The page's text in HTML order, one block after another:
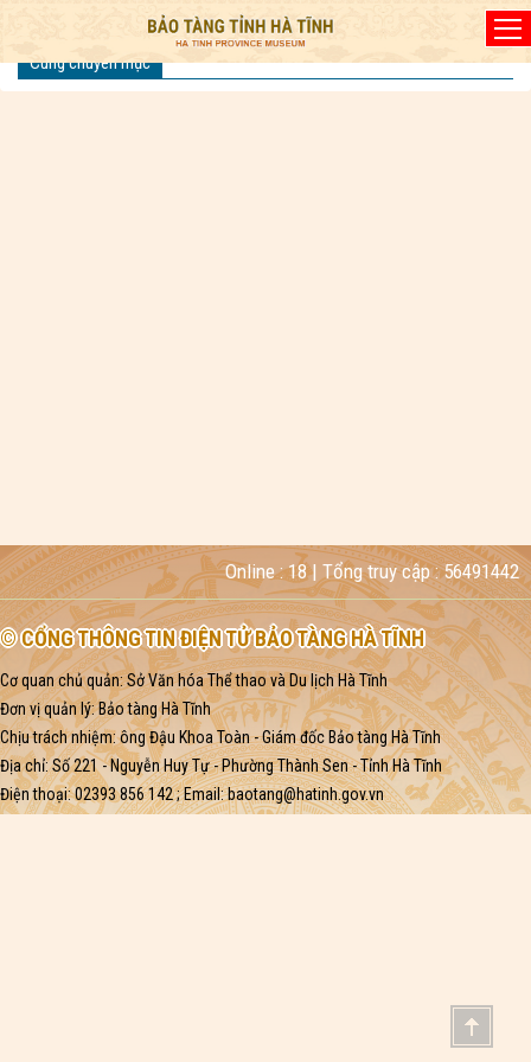
Cùng chuyên mục
Online :18| Tổng truy cập :56491442
© CỔNG THÔNG TIN ĐIỆN TỬ BẢO TÀNG HÀ TĨNH
Cơ quan chủ quản: Sở Văn hóa Thể thao và Du lịch Hà Tĩnh
Đơn vị quản lý: Bảo tàng Hà Tĩnh
Chịu trách nhiệm: ông Đậu Khoa Toàn - Giám đốc Bảo tàng Hà Tĩnh
Địa chỉ: Số 221 - Nguyễn Huy Tự - Phường Thành Sen - Tỉnh Hà Tĩnh
Điện thoại: 02393 856 142 ; Email:baotang@hatinh.gov.vn
Đã kết nối EMC